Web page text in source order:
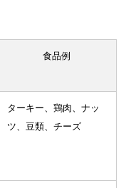
食品例
ターキー、鶏肉、ナッ
ツ、豆類、チーズ